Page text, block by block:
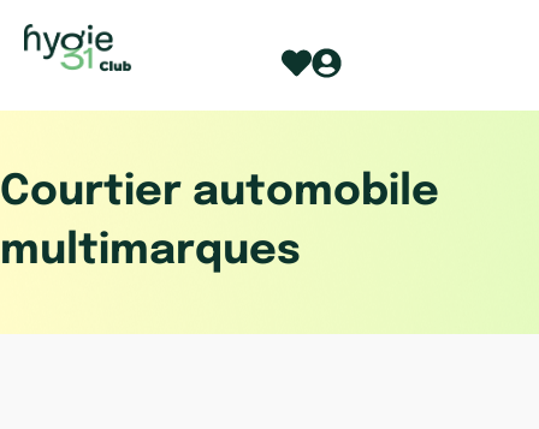
contenu
Courtier automobile
multimarques